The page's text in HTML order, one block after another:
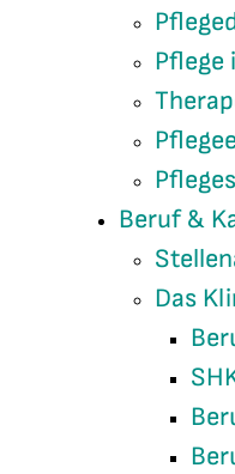
Pflege
Beruf &
Das